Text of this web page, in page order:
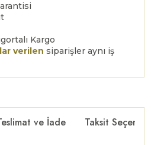
Kargo
verilen siparişler aynı iş
ve İade Taksit